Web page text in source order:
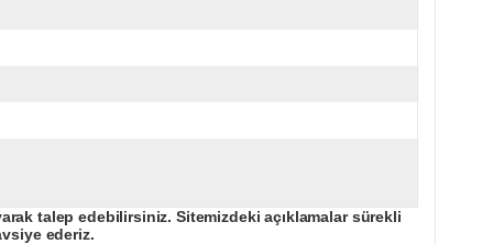
talep edebilirsiniz. Sitemizdeki açıklamalar sürekli
ederiz.